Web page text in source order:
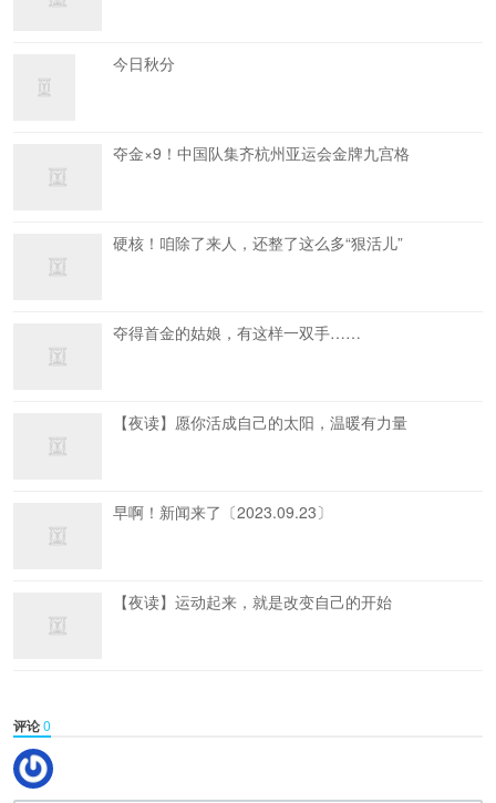
今日秋分
夺金×9！中国队集齐杭州亚运会金牌九宫格
硬核！咱除了来人，还整了这么多“狠活儿”
夺得首金的姑娘，有这样一双手……
【夜读】愿你活成自己的太阳，温暖有力量
早啊！新闻来了〔2023.09.23〕
【夜读】运动起来，就是改变自己的开始
评论0